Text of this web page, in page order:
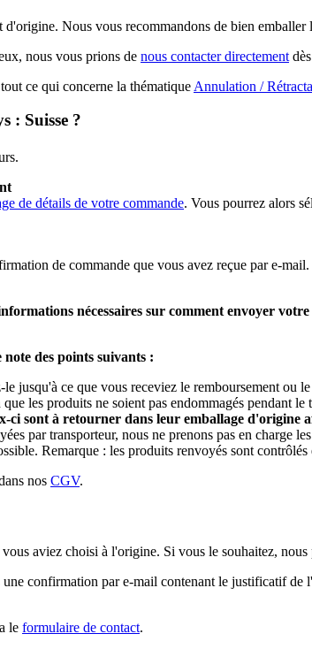
Nous vous recommandons de bien
nous vous prions de nous contacter directement
ce qui concerne la thématique Annulation /
: Suisse ?
de détails de votre commande. Vous pourrez alors
de commande que vous avez reçue par e-
nécessaires sur comment envoyer
des points suivants :
jusqu'à ce que vous receviez le remboursement ou
les produits ne soient pas endommagés pendant le
ci sont à retourner dans leur emballage
par transporteur, nous ne prenons pas en charge
Remarque : les produits renvoyés sont
nos CGV.
aviez choisi à l'origine. Si vous le souhaitez,
confirmation par e-mail contenant le justificatif
le formulaire de contact.